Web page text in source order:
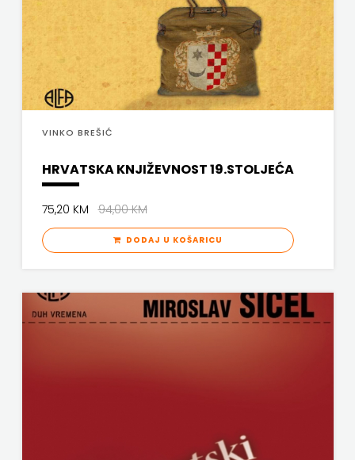
VINKO BREŠIĆ
HRVATSKA KNJIŽEVNOST 19.STOLJEĆA
75,20 KM94,00 KM
DODAJ U KOŠARICU